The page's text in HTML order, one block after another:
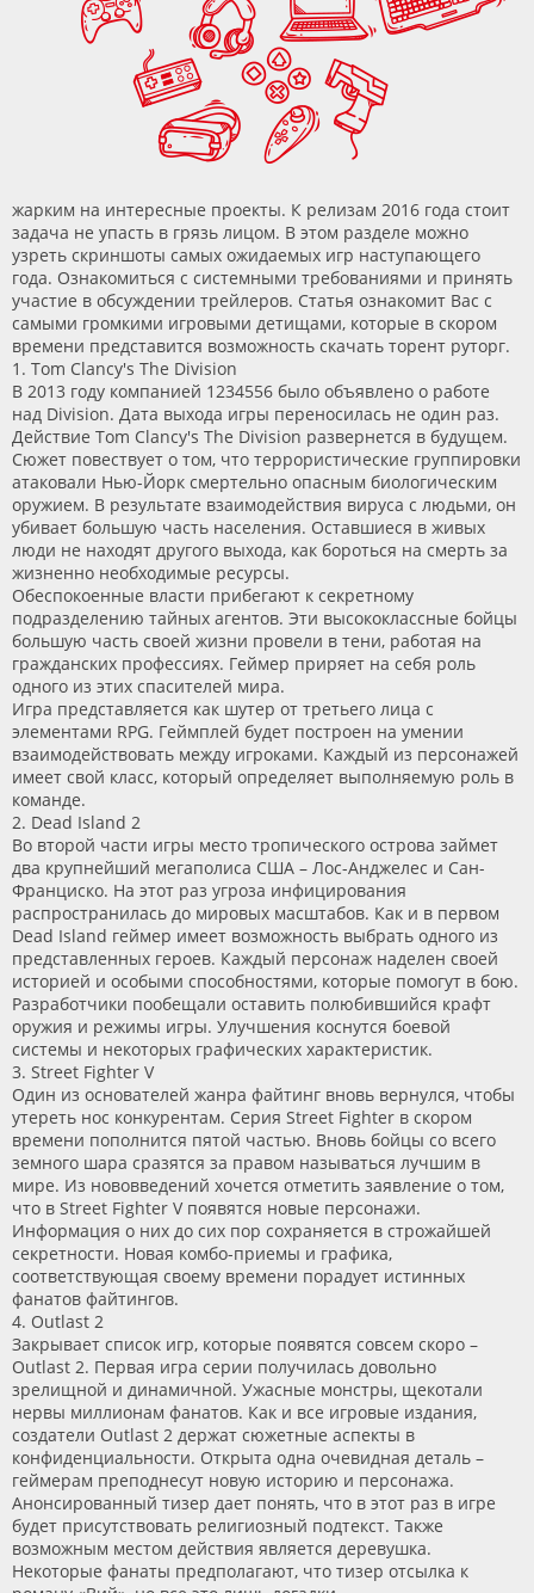
жарким на интересные проекты. К релизам 2016 года стоит
задача не упасть в грязь лицом. В этом разделе можно
узреть скриншоты самых ожидаемых игр наступающего
года. Ознакомиться с системными требованиями и принять
участие в обсуждении трейлеров. Статья ознакомит Вас с
самыми громкими игровыми детищами, которые в скором
времени представится возможность скачать торент руторг.
1. Tom Clancy's The Division
В 2013 году компанией 1234556 было объявлено о работе
над Division. Дата выхода игры переносилась не один раз.
Действие Tom Clancy's The Division развернется в будущем.
Сюжет повествует о том, что террористические группировки
атаковали Нью-Йорк смертельно опасным биологическим
оружием. В результате взаимодействия вируса с людьми, он
убивает большую часть населения. Оставшиеся в живых
люди не находят другого выхода, как бороться на смерть за
жизненно необходимые ресурсы.
Обеспокоенные власти прибегают к секретному
подразделению тайных агентов. Эти высококлассные бойцы
большую часть своей жизни провели в тени, работая на
гражданских профессиях. Геймер приряет на себя роль
одного из этих спасителей мира.
Игра представляется как шутер от третьего лица с
элементами RPG. Геймплей будет построен на умении
взаимодействовать между игроками. Каждый из персонажей
имеет свой класс, который определяет выполняемую роль в
команде.
2. Dead Island 2
Во второй части игры место тропического острова займет
два крупнейший мегаполиса США – Лос-Анджелес и Сан-
Франциско. На этот раз угроза инфицирования
распространилась до мировых масштабов. Как и в первом
Dead Island геймер имеет возможность выбрать одного из
представленных героев. Каждый персонаж наделен своей
историей и особыми способностями, которые помогут в бою.
Разработчики пообещали оставить полюбившийся крафт
оружия и режимы игры. Улучшения коснутся боевой
системы и некоторых графических характеристик.
3. Street Fighter V
Один из основателей жанра файтинг вновь вернулся, чтобы
утереть нос конкурентам. Серия Street Fighter в скором
времени пополнится пятой частью. Вновь бойцы со всего
земного шара сразятся за правом называться лучшим в
мире. Из нововведений хочется отметить заявление о том,
что в Street Fighter V появятся новые персонажи.
Информация о них до сих пор сохраняется в строжайшей
секретности. Новая комбо-приемы и графика,
соответствующая своему времени порадует истинных
фанатов файтингов.
4. Outlast 2
Закрывает список игр, которые появятся совсем скоро –
Outlast 2. Первая игра серии получилась довольно
зрелищной и динамичной. Ужасные монстры, щекотали
нервы миллионам фанатов. Как и все игровые издания,
создатели Outlast 2 держат сюжетные аспекты в
конфиденциальности. Открыта одна очевидная деталь –
геймерам преподнесут новую историю и персонажа.
Анонсированный тизер дает понять, что в этот раз в игре
будет присутствовать религиозный подтекст. Также
возможным местом действия является деревушка.
Некоторые фанаты предполагают, что тизер отсылка к